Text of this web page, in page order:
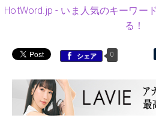
HotWord.jp - いま人気のキーワー
る！
シェア 0